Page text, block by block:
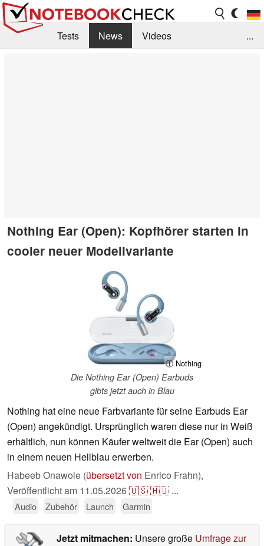
Tests News
Videos
...
Nothing Ear (Open): Kopfhörer starten in
cooler neuer Modellvariante
ⓘ Nothing
Die Nothing Ear (Open) Earbuds
gibts jetzt auch in Blau
Nothing hat eine neue Farbvariante für seine Earbuds Ear
(Open) angekündigt. Ursprünglich waren diese nur in Weiß
erhältlich, nun können Käufer weltweit die Ear (Open) auch
in einem neuen Hellblau erwerben.
Habeeb Onawole (übersetzt von Enrico Frahn),
Veröffentlicht am 11.05.2026🇺🇸🇭🇺 ...
Audio Zubehör Launch Garmin
Jetzt mitmachen: Unsere große Umfrage zur